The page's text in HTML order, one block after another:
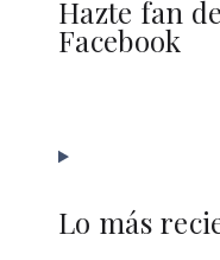
Hazte fan
Facebook
Lo más